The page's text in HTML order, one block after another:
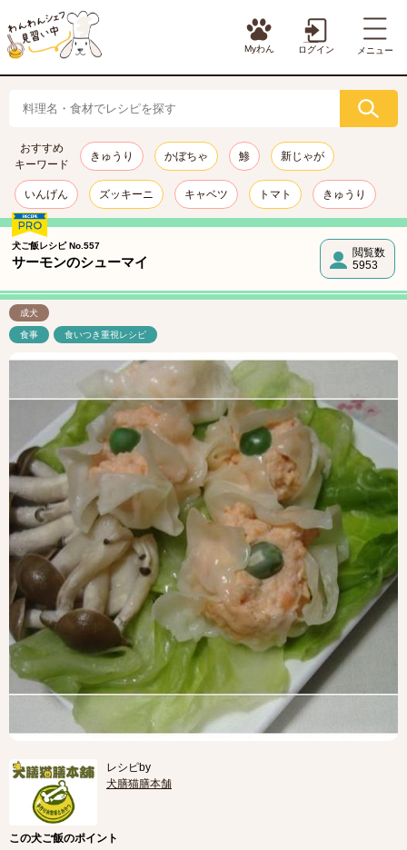
Myわん ログイン メニュー
おすすめ
キーワード
きゅうり かぼちゃ 鯵 新じゃが
いんげん ズッキーニ キャベツ トマト きゅうり
犬ご飯レシピ No.557
サーモンのシューマイ
閲覧数
5953
成犬
食事 食いつき重視レシピ
レシピby
犬膳猫膳本舗
この犬ご飯のポイント